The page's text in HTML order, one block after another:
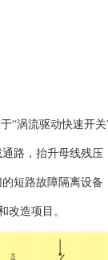
“涡流驱动快速开
路，抬升母线残
短路故障隔离设
改造项目。